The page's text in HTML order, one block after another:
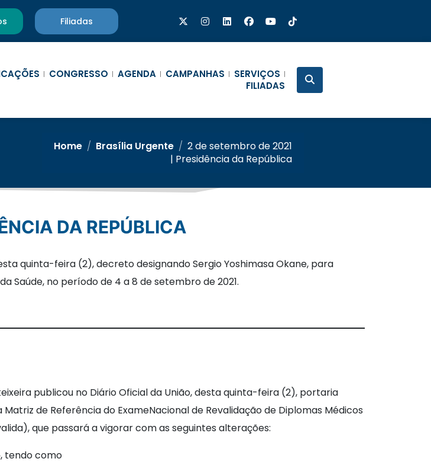
Filiadas
CONGRESSO AGENDA CAMPANHAS
SERVIÇOS
FILIADAS
Home / Brasília Urgente / 2 de setembro de 2021
| Presidência da República
DA REPÚBLICA
quinta-feira (2), decreto designando Sergio Yoshimasa Okane, para
Saúde, no período de 4 a 8 de setembro de 2021.
publicou no Diário Oficial da União, desta quinta-feira (2), portaria
de Referência do ExameNacional de Revalidação de Diplomas Médicos
que passará a vigorar com as seguintes alterações:
tendo como